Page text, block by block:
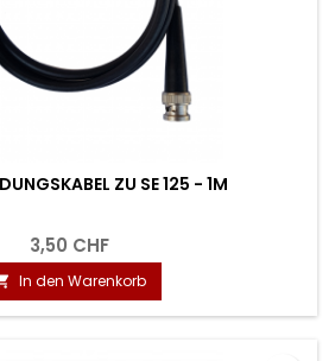
ZU SE 125 - 1M
3,50 CHF
In den Warenkorb